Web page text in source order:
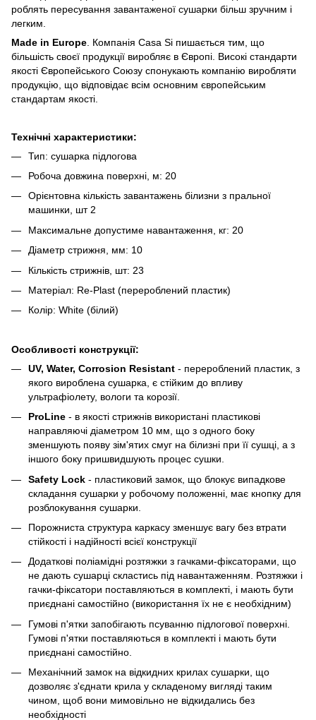
роблять пересування завантаженої сушарки більш зручним і
легким.
Made in Europe . Компанія Casa Si пишається тим, що
більшість своєї продукції виробляє в Європі. Високі стандарти
якості Європейського Союзу спонукають компанію виробляти
продукцію, що відповідає всім основним європейським
стандартам якості.
Технічні характеристики:
Тип: сушарка підлогова
Робоча довжина поверхні, м: 20
Орієнтовна кількість завантажень білизни з пральної
машинки, шт 2
Максимальне допустиме навантаження, кг: 20
Діаметр стрижня, мм: 10
Кількість стрижнів, шт: 23
Матеріал: Re-Plast (перероблений пластик)
Колір: White (білий)
Особливості конструкції:
UV, Water, Corrosion Resistant - перероблений пластик, з
якого вироблена сушарка, є стійким до впливу
ультрафіолету, вологи та корозії.
ProLine - в якості стрижнів використані пластикові
направляючі діаметром 10 мм, що з одного боку
зменшують появу зім'ятих смуг на білизні при її сушці, а з
іншого боку пришвидшують процес сушки.
Safety Lock - пластиковий замок, що блокує випадкове
складання сушарки у робочому положенні, має кнопку для
розблокування сушарки.
Порожниста структура каркасу зменшує вагу без втрати
стійкості і надійності всієї конструкції
Додаткові поліамідні розтяжки з гачками-фіксаторами, що
не дають сушарці скластись під навантаженням. Розтяжки і
гачки-фіксатори поставляються в комплекті, і мають бути
приєднані самостійно (використання їх не є необхідним)
Гумові п'ятки запобігають псуванню підлогової поверхні.
Гумові п'ятки поставляються в комплекті і мають бути
приєднані самостійно.
Механічний замок на відкидних крилах сушарки, що
дозволяє з'єднати крила у складеному вигляді таким
чином, щоб вони мимовільно не відкидались без
необхідності